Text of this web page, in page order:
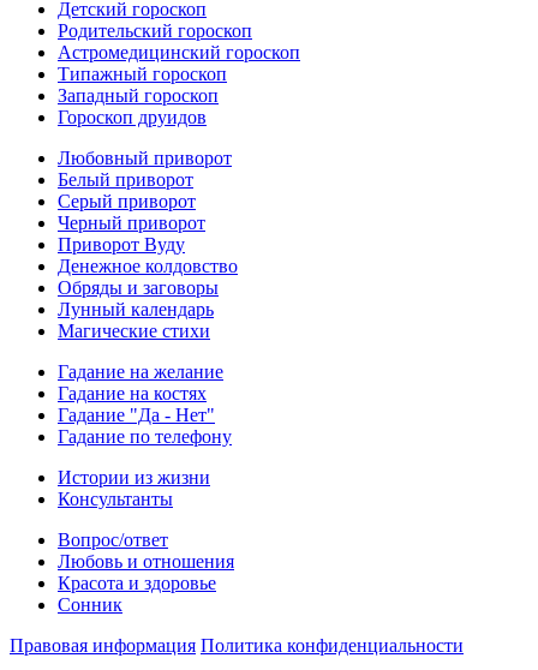
Детский гороскоп
Родительский гороскоп
Астромедицинский гороскоп
Типажный гороскоп
Западный гороскоп
Гороскоп друидов
Любовный приворот
Белый приворот
Серый приворот
Черный приворот
Приворот Вуду
Денежное колдовство
Обряды и заговоры
Лунный календарь
Магические стихи
Гадание на желание
Гадание на костях
Гадание "Да - Нет"
Гадание по телефону
Истории из жизни
Консультанты
Вопрос/ответ
Любовь и отношения
Красота и здоровье
Сонник
Правовая информация Политика конфиденциальности